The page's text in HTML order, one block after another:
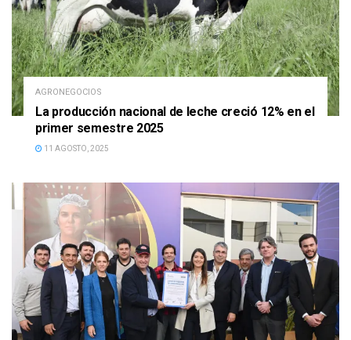
AGRONEGOCIOS
La producción nacional de leche creció 12% en el
primer semestre 2025
11 AGOSTO, 2025